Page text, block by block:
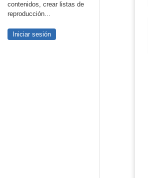
contenidos, crear listas de
reproducción...
Iniciar sesión